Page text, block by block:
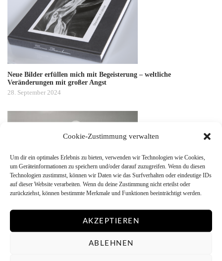
Cookie-Zustimmung verwalten
Um dir ein optimales Erlebnis zu bieten, verwenden wir Technologien wie Cookies,
um Geräteinformationen zu speichern und/oder darauf zuzugreifen. Wenn du diesen
Technologien zustimmst, können wir Daten wie das Surfverhalten oder eindeutige IDs
auf dieser Website verarbeiten. Wenn du deine Zustimmung nicht erteilst oder
zurückziehst, können bestimmte Merkmale und Funktionen beeinträchtigt werden.
AKZEPTIEREN
ABLEHNEN
Neue Bilder erfüllen mich mit Begeisterung – weltliche
Veränderungen mit großer Angst
28. September 2024
Analogie